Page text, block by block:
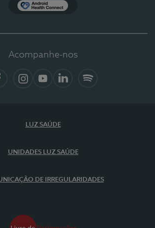
Acompanhe-nos
LUZ SAÚDE
UNIDADES LUZ SAÚDE
DE IRREGULARIDADES